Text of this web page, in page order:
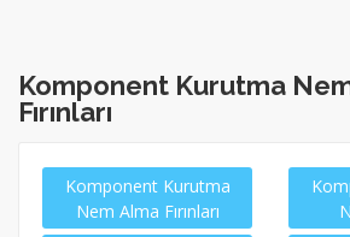
Komponent Kurutma
Fırınları
Komponent Kurutma
Nem Alma Fırınları